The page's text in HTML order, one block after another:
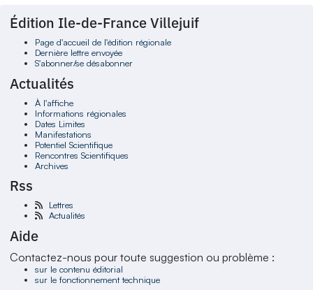
Édition Ile-de-France Villejuif
Page d'accueil de l'édition régionale
Dernière lettre envoyée
S'abonner/se désabonner
Actualités
À l'affiche
Informations régionales
Dates Limites
Manifestations
Potentiel Scientifique
Rencontres Scientifiques
Archives
Rss
Lettres
Actualités
Aide
Contactez-nous pour toute suggestion ou problème :
sur le contenu éditorial
sur le fonctionnement technique